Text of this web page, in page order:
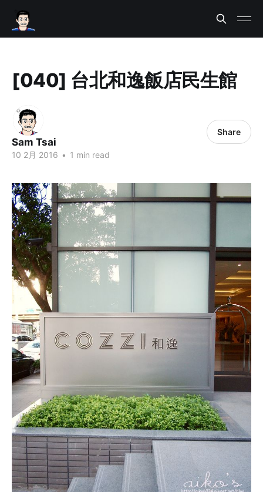
[040] 台北和逸飯店民生館
Sam Tsai
10 2月 2016 • 1 min read
Share